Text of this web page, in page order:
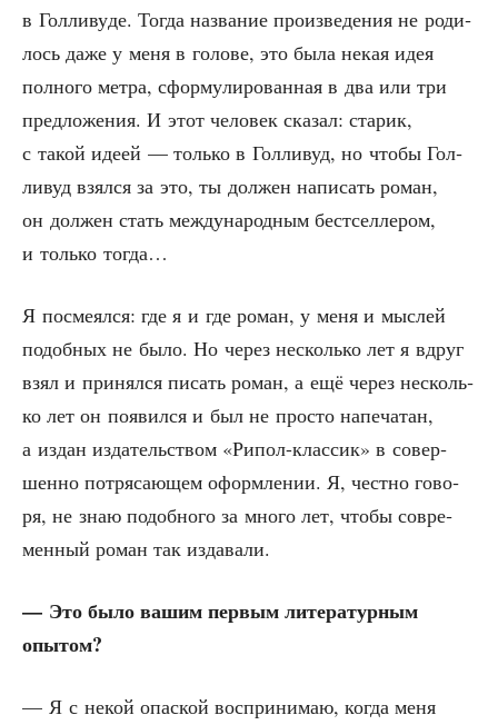
в Гол­ли­ву­де. Тогда назва­ние про­из­ве­де­ния не роди­
лось даже у меня в голо­ве, это была некая идея
пол­но­го мет­ра, сфор­му­ли­ро­ван­ная в два или три
пред­ло­же­ния. И этот чело­век ска­зал: ста­рик,
с такой иде­ей — толь­ко в Гол­ли­вуд, но что­бы Гол­
ли­вуд взял­ся за это, ты дол­жен напи­сать роман,
он дол­жен стать меж­ду­на­род­ным бест­сел­ле­ром,
и толь­ко тогда…
Я посме­ял­ся: где я и где роман, у меня и мыс­лей
подоб­ных не было. Но через несколь­ко лет я вдруг
взял и при­нял­ся писать роман, а ещё через несколь­
ко лет он появил­ся и был не про­сто напе­ча­тан,
а издан изда­тель­ством «Рипол-клас­сик» в совер­
шен­но потря­са­ю­щем оформ­ле­нии. Я, чест­но гово­
ря, не знаю подоб­но­го за мно­го лет, что­бы совре­
мен­ный роман так издавали.
— Это было вашим пер­вым лите­ра­тур­ным
опытом?
— Я с некой опас­кой вос­при­ни­маю, когда меня